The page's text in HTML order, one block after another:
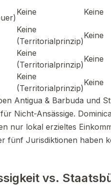
Keine Keine
Keine
(Territorialprinzip)
Keine
Keine
(Territorialprinzip)
Keine
Keine
(Territorialprinzip)
Keine
Antigua & Barbuda und
Nicht-Ansässige.
nur lokal erzieltes
fünf Jurisdiktionen haben
vs.